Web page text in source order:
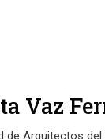
Vaz
de Arquitectos